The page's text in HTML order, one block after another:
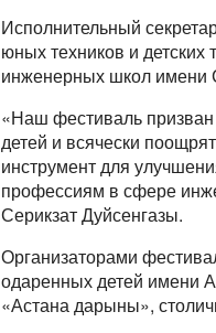
Исполнительный
юных техников и
инженерных школ имени
«Наш фестиваль призван
детей и всячески
инструмент для
профессиям в сфере
Серикзат Дуйсенгазы.
Организаторами
одаренных детей имени
«Астана дарыны»,